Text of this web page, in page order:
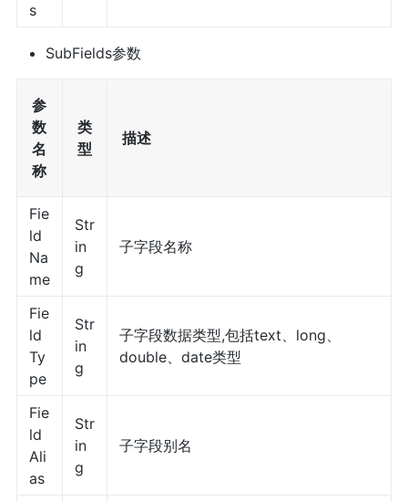
s
SubFields参数
参
数
名
称
类
型
描述
Fie
ld
Na
me
Str
in
g
子字段名称
Fie
ld
Ty
pe
Str
in
g
子字段数据类型,包括text、long、
double、date类型
Fie
ld
Ali
as
Str
in
g
子字段别名